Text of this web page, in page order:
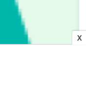
X